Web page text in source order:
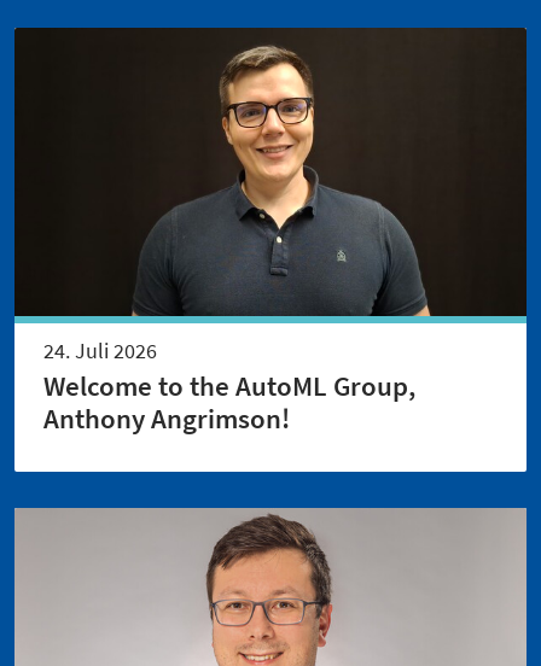
24. Juli 2026
Welcome to the AutoML Group,
Anthony Angrimson!